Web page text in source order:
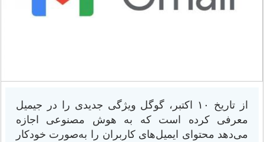
از تاریخ ۱۰ اکتبر، گوگل ویژگی جدیدی را در جیمیل
معرفی کرده است که به هوش مصنوعی اجازه
می‌دهد محتوای ایمیل‌های کاربران را به‌صورت خودکار